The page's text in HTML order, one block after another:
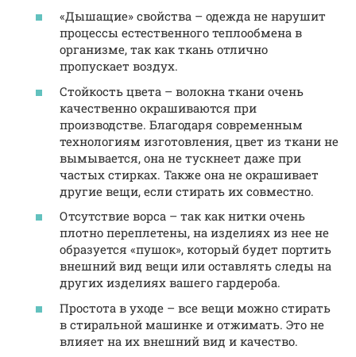
«Дышащие» свойства – одежда не нарушит
процессы естественного теплообмена в
организме, так как ткань отлично
пропускает воздух.
Стойкость цвета – волокна ткани очень
качественно окрашиваются при
производстве. Благодаря современным
технологиям изготовления, цвет из ткани не
вымывается, она не тускнеет даже при
частых стирках. Также она не окрашивает
другие вещи, если стирать их совместно.
Отсутствие ворса – так как нитки очень
плотно переплетены, на изделиях из нее не
образуется «пушок», который будет портить
внешний вид вещи или оставлять следы на
других изделиях вашего гардероба.
Простота в уходе – все вещи можно стирать
в стиральной машинке и отжимать. Это не
влияет на их внешний вид и качество.